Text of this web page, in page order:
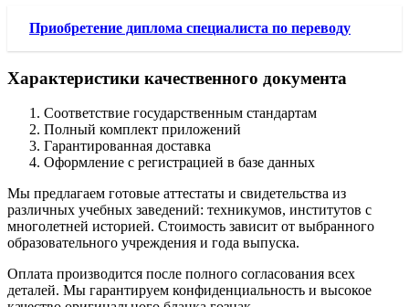
Приобретение диплома специалиста по переводу
Характеристики качественного документа
Соответствие государственным стандартам
Полный комплект приложений
Гарантированная доставка
Оформление с регистрацией в базе данных
Мы предлагаем готовые аттестаты и свидетельства из
различных учебных заведений: техникумов, институтов с
многолетней историей. Стоимость зависит от выбранного
образовательного учреждения и года выпуска.
Оплата производится после полного согласования всех
деталей. Мы гарантируем конфиденциальность и высокое